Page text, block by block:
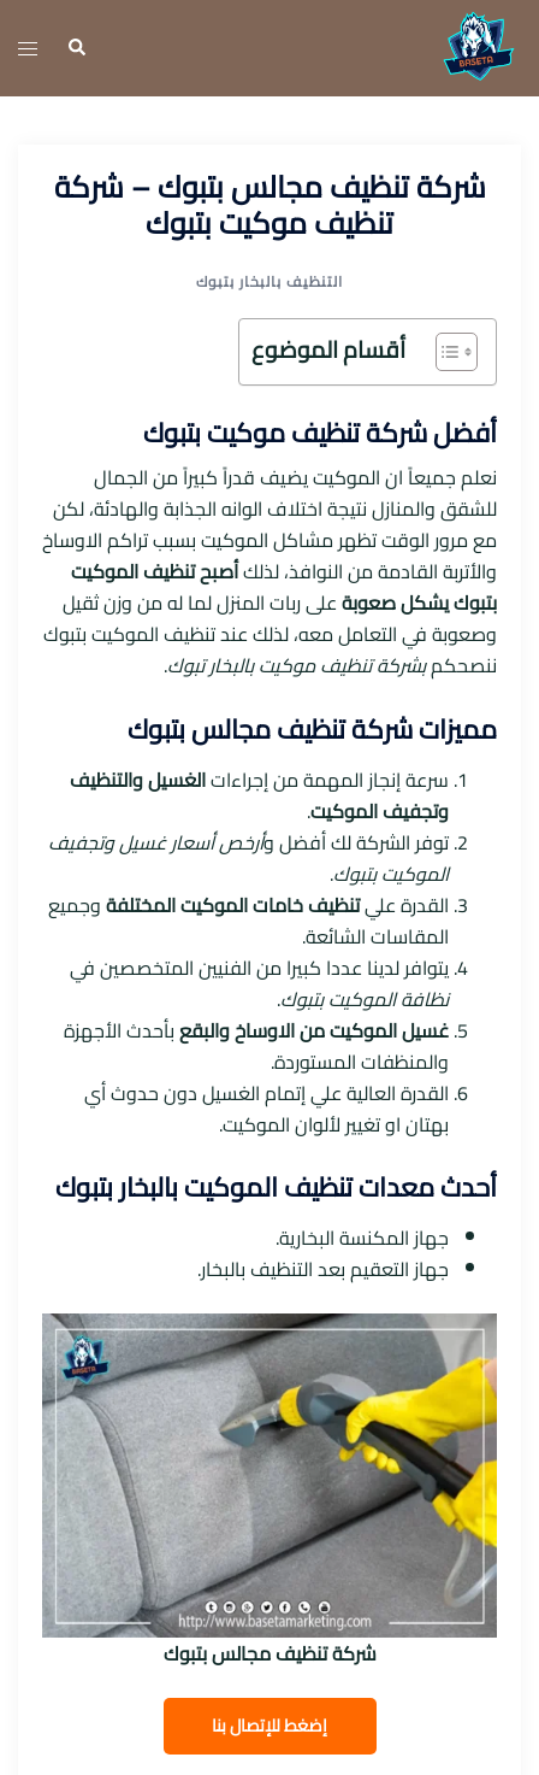
انتقل
المحتوى
بحث
تبديل
شركة تنظيف مجالس بتبوك – شركة
تنظيف موكيت بتبوك
التنظيف بالبخار بتبوك
أقسام الموضوع
أفضل شركة تنظيف موكيت بتبوك
نعلم جميعاً ان الموكيت يضيف قدراً كبيراً من الجمال
للشقق والمنازل نتيجة اختلاف الوانه الجذابة والهادئة، لكن
مع مرور الوقت تظهر مشاكل الموكيت بسبب تراكم الاوساخ
والأتربة القادمة من النوافذ، لذلكأصبح تنظيف الموكيت
بتبوك يشكل صعوبةعلى ربات المنزل لما له من وزن ثقيل
وصعوبة في التعامل معه، لذلك عند تنظيف الموكيت بتبوك
ننصحكمبشركة تنظيف موكيت بالبخار تبوك.
مميزات شركة تنظيف مجالس بتبوك
سرعة إنجاز المهمة من إجراءاتالغسيل والتنظيف
وتجفيف الموكيت.
توفر الشركة لك أفضل وأرخص أسعار غسيل وتجفيف
الموكيت بتبوك.
القدرة عليتنظيف خامات الموكيت المختلفةوجميع
المقاسات الشائعة.
يتوافر لدينا عددا كبيرا من الفنيين المتخصصين في
نظافة الموكيت بتبوك.
غسيل الموكيت من الاوساخ والبقعبأحدث الأجهزة
والمنظفات المستوردة.
القدرة العالية علي إتمام الغسيل دون حدوث أي
بهتان او تغيير لألوان الموكيت.
أحدث معدات تنظيف الموكيت بالبخار بتبوك
جهاز المكنسة البخارية.
جهاز التعقيم بعد التنظيف بالبخار.
شركة تنظيف مجالس بتبوك
إضغط للإتصال بنا